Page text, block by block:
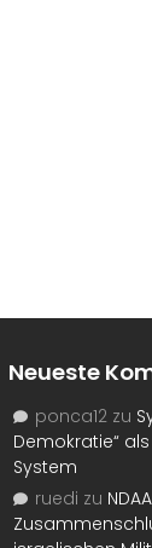
Neueste
ponca12 zu
Demokratie“
System
ruedi zu